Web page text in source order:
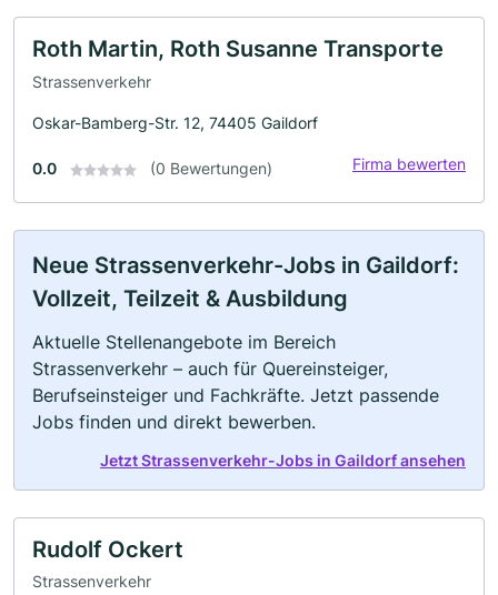
Roth Martin, Roth Susanne Transporte
Strassenverkehr
Oskar-Bamberg-Str. 12, 74405 Gaildorf
0.0 (0 Bewertungen) Firma bewerten
Neue Strassenverkehr-Jobs in Gaildorf:
Vollzeit, Teilzeit & Ausbildung
Aktuelle Stellenangebote im Bereich
Strassenverkehr – auch für Quereinsteiger,
Berufseinsteiger und Fachkräfte. Jetzt passende
Jobs finden und direkt bewerben.
Jetzt Strassenverkehr-Jobs in Gaildorf ansehen
Rudolf Ockert
Strassenverkehr